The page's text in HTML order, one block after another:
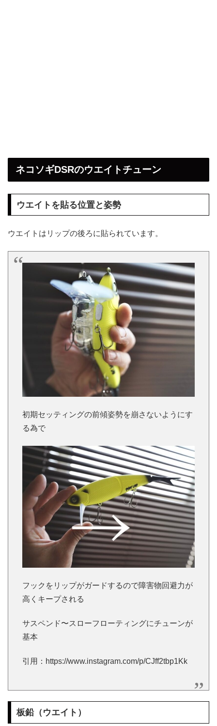
ネコソギDSRのウエイトチューン
ウエイトを貼る位置と姿勢
ウエイトはリップの後ろに貼られています。
初期セッティングの前傾姿勢を崩さないようにす
る為で
フックをリップがガードするので障害物回避力が
高くキープされる
サスペンド〜スローフローティングにチューンが
基本
引用：https://www.instagram.com/p/CJff2tbp1Kk
板鉛（ウエイト）